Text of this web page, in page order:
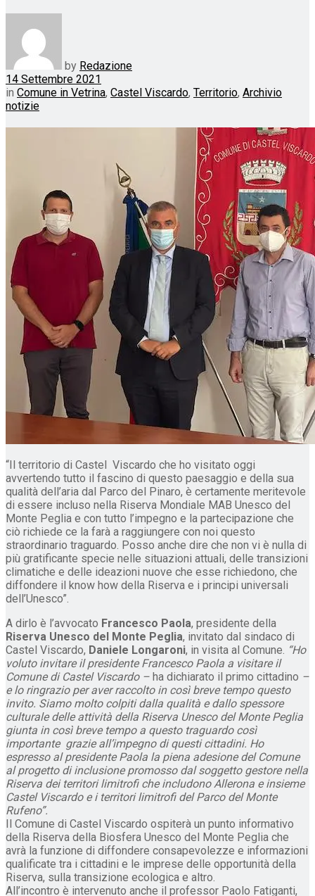
by Redazione
14 Settembre 2021
in Comune in Vetrina, Castel Viscardo, Territorio, Archivio
notizie
“Il territorio di Castel Viscardo che ho visitato oggi
avvertendo tutto il fascino di questo paesaggio e della sua
qualità dell’aria dal Parco del Pinaro, è certamente meritevole
di essere incluso nella Riserva Mondiale MAB Unesco del
Monte Peglia e con tutto l’impegno e la partecipazione che
ciò richiede ce la farà a raggiungere con noi questo
straordinario traguardo. Posso anche dire che non vi è nulla di
più gratificante specie nelle situazioni attuali, delle transizioni
climatiche e delle ideazioni nuove che esse richiedono, che
diffondere il know how della Riserva e i principi universali
dell’Unesco”.
A dirlo è l’avvocato Francesco Paola, presidente della
Riserva Unesco del Monte Peglia, invitato dal sindaco di
Castel Viscardo, Daniele Longaroni, in visita al Comune. “Ho
voluto invitare il presidente Francesco Paola a visitare il
Comune di Castel Viscardo – ha dichiarato il primo cittadino –
e lo ringrazio per aver raccolto in così breve tempo questo
invito. Siamo molto colpiti dalla qualità e dallo spessore
culturale delle attività della Riserva Unesco del Monte Peglia
giunta in così breve tempo a questo traguardo così
importante grazie all’impegno di questi cittadini. Ho
espresso al presidente Paola la piena adesione del Comune
al progetto di inclusione promosso dal soggetto gestore nella
Riserva dei territori limitrofi che includono Allerona e insieme
Castel Viscardo e i territori limitrofi del Parco del Monte
Rufeno”.
Il Comune di Castel Viscardo ospiterà un punto informativo
della Riserva della Biosfera Unesco del Monte Peglia che
avrà la funzione di diffondere consapevolezze e informazioni
qualificate tra i cittadini e le imprese delle opportunità della
Riserva, sulla transizione ecologica e altro.
All’incontro è intervenuto anche il professor Paolo Fatiganti,